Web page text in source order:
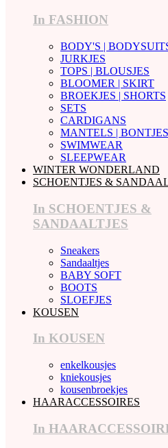
In FASHION
BODY'S |
JURKJES
TOPS | BLOUSJES
BLOOMER | SKIRT
BROEKJES | SHORTS
SETS
CARDIGANS
MANTELS | BONTJES
SWIMWEAR
SLEEPWEAR
WINTER WONDERLAND
SCHOENTJES &
In SCHOENTJES &
SANDAALTJES
Sneakers
Sandaaltjes
BABY SOFT
BOOTS
SLOEFJES
KOUSEN
In KOUSEN
enkelkousjes
kniekousjes
kousenbroekjes
HAARACCESSOIRES
In